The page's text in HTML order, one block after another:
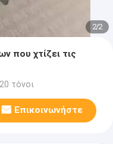
2/2
που χτίζει τις
τόνοι
Επικοινωνήστε